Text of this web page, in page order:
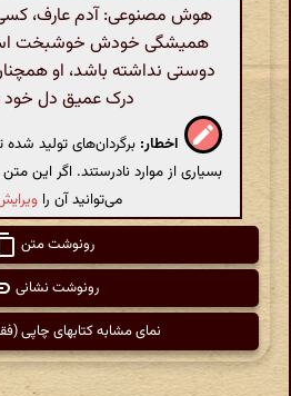
هوش مصنوعی: آدم عارف،
همیشگی خودش خوشبخت
دوستی نداشته باشد، او
درک عمیق دل خود
اخطار: برگردان‌های تولید
بسیاری از موارد نادرستند. اگر این
می‌توانید آن را
رونوشت متن
رونوشت نشانی
نمای مشابه کتابهای چاپی